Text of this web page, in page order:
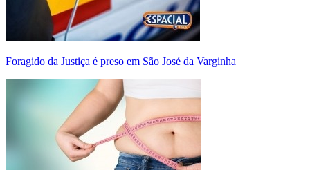
Foragido da Justiça é preso em São José da Varginha